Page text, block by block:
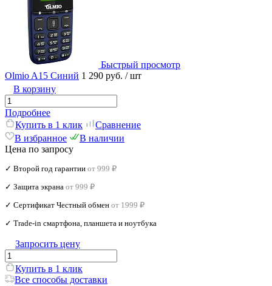
Быстрый просмотр
Olmio A15 Синий 1 290 руб. / шт
В корзину
Подробнее
Купить в 1 клик
Сравнение
В избранное
В наличии
Цена по запросу
✓ Второй год гарантии от 999 ₽
✓ Защита экрана от 999 ₽
✓ Сертификат Честный обмен от 1999 ₽
✓ Trade‑in смартфона, планшета и ноутбука
Запросить цену
Купить в 1 клик
Все способы доставки